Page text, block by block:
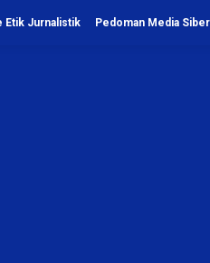
Etik Jurnalistik Pedoman Media Siber